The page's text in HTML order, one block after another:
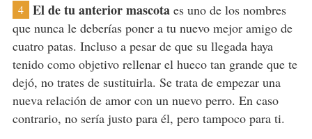
4 El de tu anterior mascotaes uno de los nombres
que nunca le deberías poner a tu nuevo mejor amigo de
cuatro patas. Incluso a pesar de que su llegada haya
tenido como objetivo rellenar el hueco tan grande que te
dejó, no trates de sustituirla. Se trata de empezar una
nueva relación de amor con un nuevo perro. En caso
contrario, no sería justo para él, pero tampoco para ti.